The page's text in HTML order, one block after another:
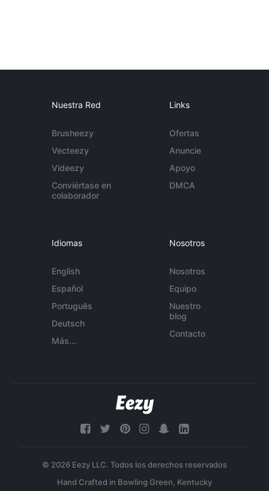
Nuestra Red
Brusheezy
Vecteezy
Videezy
Conviértase en
colaborador
Links
Ofertas
Anuncie
Apoyo
DMCA
Idiomas
English
Español
Português
Deutsch
Más...
Nosotros
Nosotros
Equipo
Nuestro
blog
Contacto
© 2026 Eezy LLC. Todos los derechos reservados